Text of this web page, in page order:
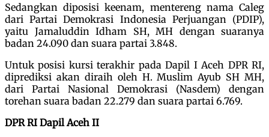
Sedangkan diposisi keenam, mentereng nama Caleg
dari Partai Demokrasi Indonesia Perjuangan (PDIP),
yaitu Jamaluddin Idham SH, MH dengan suaranya
badan 24.090 dan suara partai 3.848.
Untuk posisi kursi terakhir pada Dapil I Aceh DPR RI,
diprediksi akan diraih oleh H. Muslim Ayub SH MH,
dari Partai Nasional Demokrasi (Nasdem) dengan
torehan suara badan 22.279 dan suara partai 6.769.
DPR RI Dapil Aceh II